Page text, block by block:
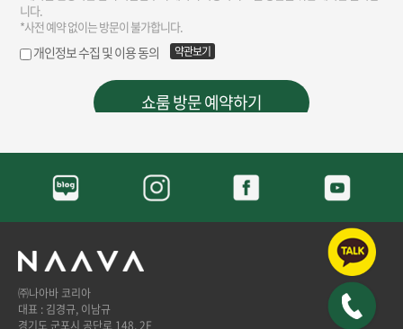
㈜나아바 코리아
대표 : 김경규, 이남규
경기도 군포시 공단로 148, 2F